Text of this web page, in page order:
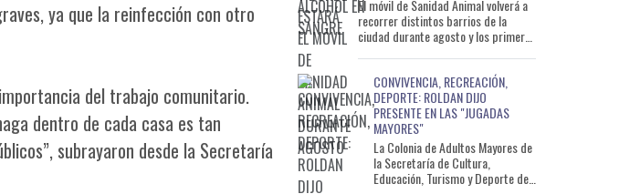
ya que la reinfección con otro
del trabajo comunitario.
dentro de cada casa es tan
subrayaron desde la Secretaría
El móvil de Sanidad Animal volverá a
recorrer distintos barrios de la
ciudad durante agosto y los primeros
CONVIVENCIA, RECREACIÓN,
DEPORTE: ROLDAN DIJO
PRESENTE EN LAS "JUGADAS
MAYORES"
La Colonia de Adultos Mayores de
la Secretaría de Cultura,
Educación, Turismo y Deporte de